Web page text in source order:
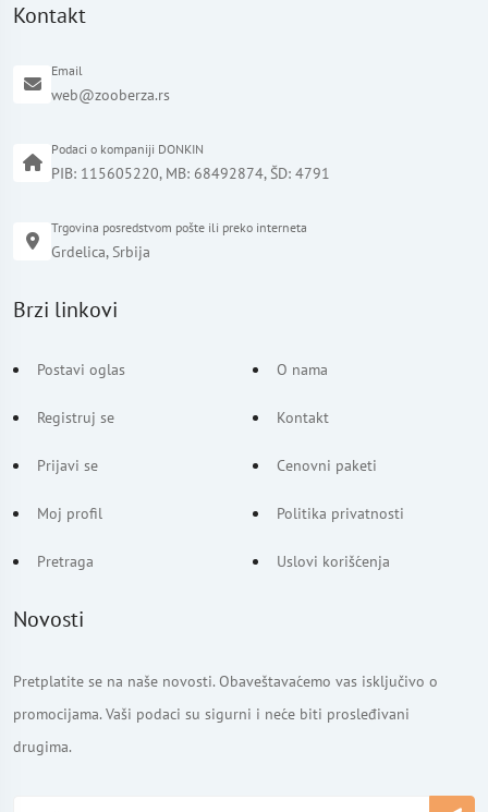
Kontakt
Email
web@zooberza.rs
Podaci o kompaniji DONKIN
PIB: 115605220, MB: 68492874, ŠD: 4791
Trgovina posredstvom pošte ili preko interneta
Grdelica, Srbija
Brzi linkovi
Postavi oglas
Registruj se
Prijavi se
Moj profil
Pretraga
O nama
Kontakt
Cenovni paketi
Politika privatnosti
Uslovi korišćenja
Novosti
Pretplatite se na naše novosti. Obaveštavaćemo vas isključivo o
promocijama. Vaši podaci su sigurni i neće biti prosleđivani
drugima.